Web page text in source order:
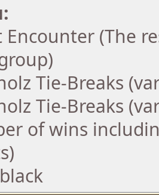
(The
Tie-Breaks
Tie-Breaks
of wins